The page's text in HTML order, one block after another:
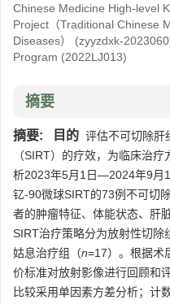
Chinese Medicine High-level
Project（Traditional Chinese
Diseases）
(zyyzdxk-
Program (2022LJ013)
摘要
摘要: 目的 评估不可切除肝
（SIRT）的疗效，为临床治疗
析2023年5月1日—2024年9月
钇-90微球SIRT的73例不可切
者的肿瘤特征、体能状态、肝
SIRT治疗策略分为放射性切除
姑息治疗组（n=17）。根据术
价标准对放射影像进行回顾和
比较采用单因素方差分析；计